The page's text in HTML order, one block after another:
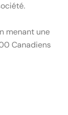
menant une
Canadiens